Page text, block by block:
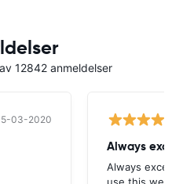
12842 anmeldelser
03-2020
Always
Always